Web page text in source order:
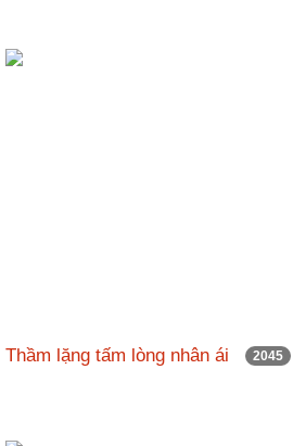
Thầm lặng tấm lòng nhân ái 2045